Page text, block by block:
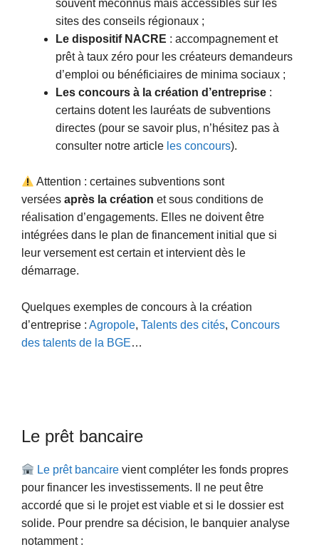
souvent méconnus mais accessibles sur les
sites des conseils régionaux ;
Le dispositif NACRE : accompagnement et
prêt à taux zéro pour les créateurs demandeurs
d’emploi ou bénéficiaires de minima sociaux ;
Les concours à la création d’entreprise :
certains dotent les lauréats de subventions
directes (pour se savoir plus, n’hésitez pas à
consulter notre article les concours).
Attention : certaines subventions sont
versées après la création et sous conditions de
réalisation d’engagements. Elles ne doivent être
intégrées dans le plan de financement initial que si
leur versement est certain et intervient dès le
démarrage.
Quelques exemples de concours à la création
d’entreprise : Agropole, Talents des cités, Concours
des talents de la BGE…
Le prêt bancaire
Le prêt bancaire vient compléter les fonds propres
pour financer les investissements. Il ne peut être
accordé que si le projet est viable et si le dossier est
solide. Pour prendre sa décision, le banquier analyse
notamment :